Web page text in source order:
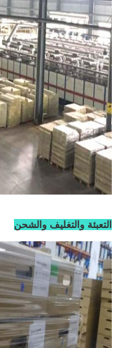
التعبئة والتغليف والشحن